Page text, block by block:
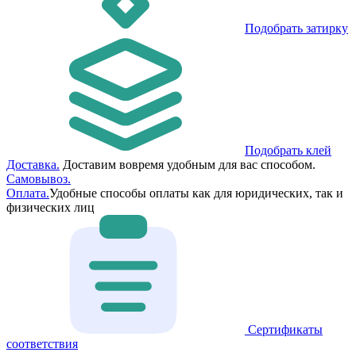
Подобрать затирку
Подобрать клей
Доставка. Доставим вовремя удобным для вас способом.
Самовывоз.
Оплата.Удобные способы оплаты как для юридических, так и
физических лиц
Сертификаты
соответствия